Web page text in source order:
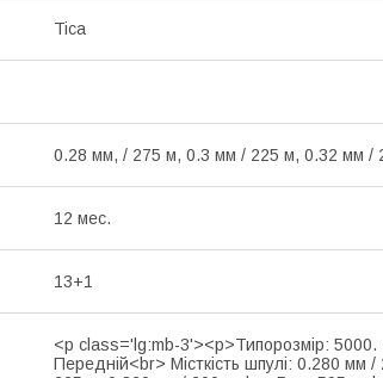
Tica
0.28 мм, / 275 м, 0.3 мм / 225 м, 0.32 мм /
12 мес.
13+1
<p class='lg:mb-3'><p>Типорозмір: 5000.
Передній<br> Місткість шпулі: 0.280 мм